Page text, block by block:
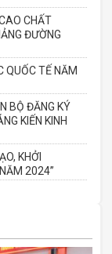
CHẤT
ĐƯỜNG
QUỐC TẾ NĂM
BỘ ĐĂNG KÝ
KIẾN KINH
KHỞI
2024”